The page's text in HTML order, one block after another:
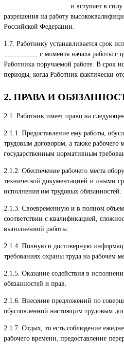
___________________ и вступает в
разрешения на работу
Российской Федерации.
1.7. Работнику устанавливается срок
__________ с момента начала работы с
Работника поручаемой работе. В срок
периоды, когда Работник фактически
2. ПРАВА И
2.1. Работник имеет право на
2.1.1. Предоставление ему работы,
трудовым договором, а также рабочего
государственным нормативным
2.1.2. Обеспечение рабочего места
технической документацией и иными
исполнения им трудовых обязанностей.
2.1.3. Своевременную и в полном
соответствии с квалификацией,
выполненной работы.
2.1.4. Полную и достоверную
требованиях охраны труда на рабочем
2.1.5. Оказание содействия в
обязанностей и прав.
2.1.6. Внесение предложений по
обусловленной настоящим трудовым
2.1.7. Отдых, то есть соблюдение
рабочего времени, предоставление